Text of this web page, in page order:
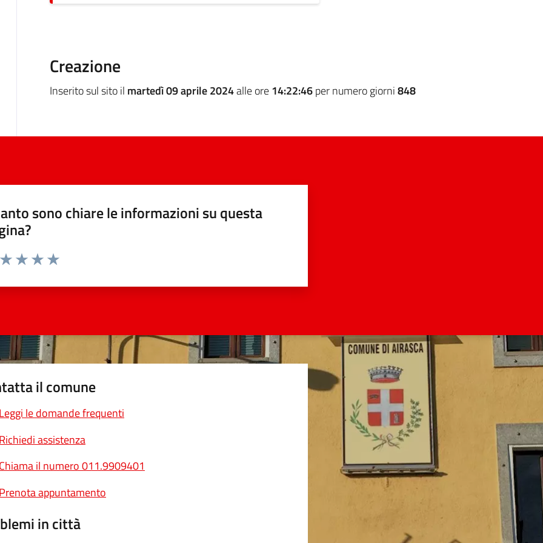
Creazione
Inserito sul sito il martedì 09 aprile 2024alle ore14:22:46per numero giorni848
sono chiare le informazioni su questa
da 1 a 5 stelle la pagina
il comune
Leggi le domande frequenti
Richiedi assistenza
Chiama il numero 011.9909401
Prenota appuntamento
in città